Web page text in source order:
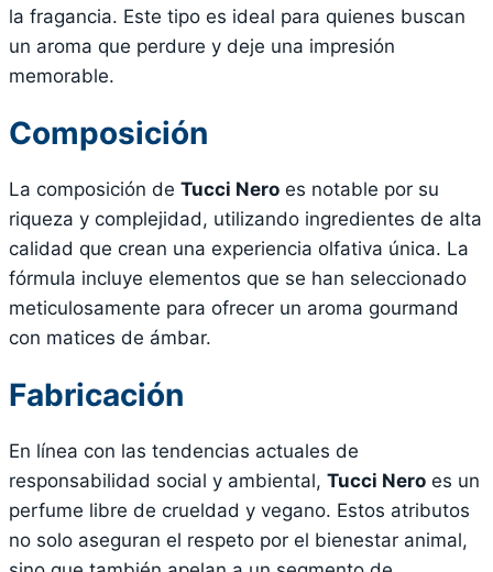
la fragancia. Este tipo es ideal para quienes buscan
un aroma que perdure y deje una impresión
memorable.
Composición
La composición de Tucci Nero es notable por su
riqueza y complejidad, utilizando ingredientes de alta
calidad que crean una experiencia olfativa única. La
fórmula incluye elementos que se han seleccionado
meticulosamente para ofrecer un aroma gourmand
con matices de ámbar.
Fabricación
En línea con las tendencias actuales de
responsabilidad social y ambiental, Tucci Nero es un
perfume libre de crueldad y vegano. Estos atributos
no solo aseguran el respeto por el bienestar animal,